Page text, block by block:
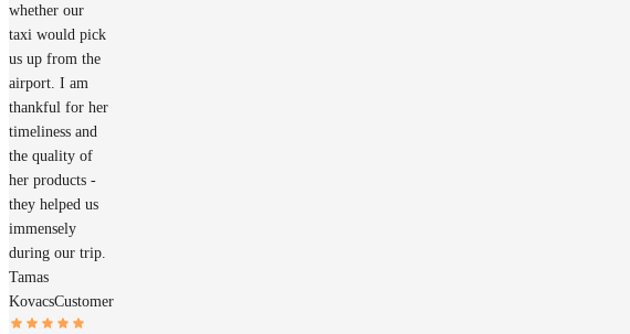
whether our
taxi would pick
us up from the
airport. I am
thankful for her
timeliness and
the quality of
her products -
they helped us
immensely
during our trip.
Tamas
KovacsCustomer